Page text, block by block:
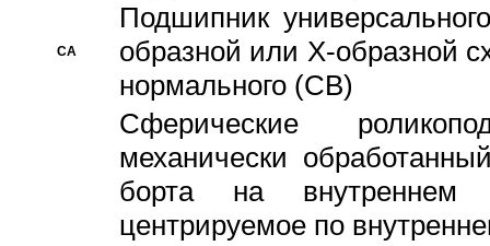
CA
Подшипник
образной или Х-образной
нормального (CB)
Сферические
механически
борта на внутреннем
центрируемое по